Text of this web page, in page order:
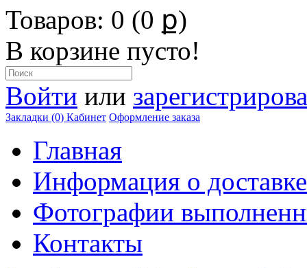
Товаров: 0 (0 ք)
В корзине пусто!
Войти или
Закладки (0) Кабинет Оформление заказа
Главная
Информация о доставке
Фотографии
Контакты